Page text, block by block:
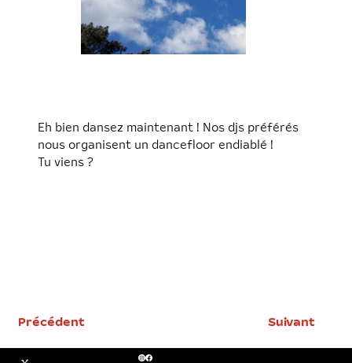
Eh bien dansez maintenant ! Nos djs préférés
nous organisent un dancefloor endiablé !
Tu viens ?
Précédent Suivant